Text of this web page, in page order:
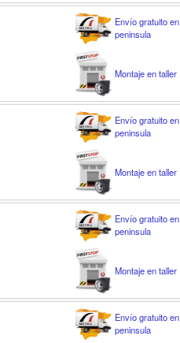
Envío gratuito en
peninsula
Montaje en taller
Envío gratuito en
peninsula
Montaje en taller
Envío gratuito en
peninsula
Montaje en taller
Envío gratuito en
peninsula